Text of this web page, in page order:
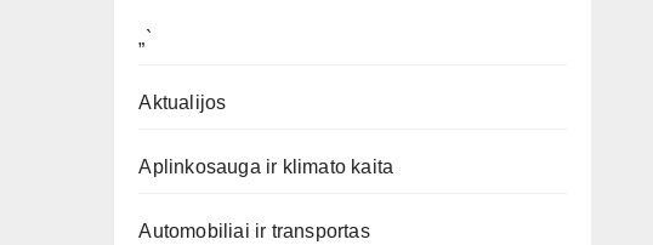
„`
Aktualijos
Aplinkosauga ir klimato kaita
Automobiliai ir transportas